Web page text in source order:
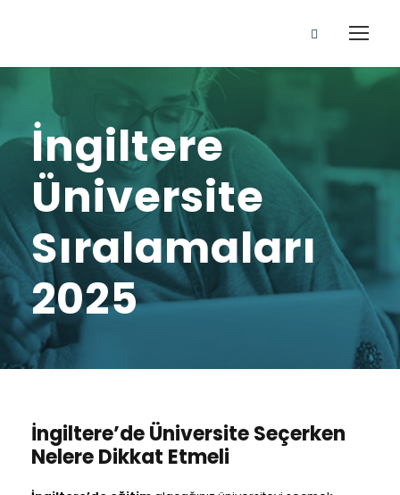
İngiltere
Üniversite
Sıralamaları
2025
İngiltere’de Üniversite Seçerken
Nelere Dikkat Etmeli